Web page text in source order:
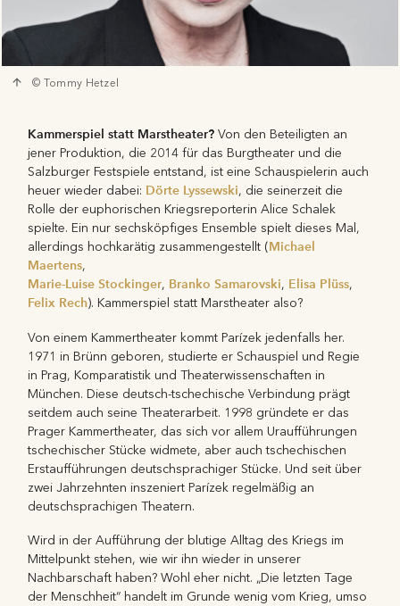
© Tommy Hetzel
Kammerspiel statt Marstheater? Von den Beteiligten an
jener Produktion, die 2014 für das Burgtheater und die
Salzburger Festspiele entstand, ist eine Schauspielerin auch
heuer wieder dabei: Dörte Lyssewski, die seinerzeit die
Rolle der euphorischen Kriegsreporterin Alice Schalek
spielte. Ein nur sechsköpfiges Ensemble spielt dieses Mal,
allerdings hochkarätig zusammengestellt (Michael
Maertens,
Marie-Luise Stockinger, Branko Samarovski, Elisa Plüss,
Felix Rech). Kammerspiel statt Marstheater also?
Von einem Kammertheater kommt Parízek jedenfalls her.
1971 in Brünn geboren, studierte er Schauspiel und Regie
in Prag, Komparatistik und Theaterwissenschaften in
München. Diese deutsch-tschechische Verbindung prägt
seitdem auch seine Theaterarbeit. 1998 gründete er das
Prager Kammertheater, das sich vor allem Uraufführungen
tschechischer Stücke widmete, aber auch tschechischen
Erstaufführungen deutschsprachiger Stücke. Und seit über
zwei Jahrzehnten inszeniert Parízek regelmäßig an
deutschsprachigen Theatern.
Wird in der Aufführung der blutige Alltag des Kriegs im
Mittelpunkt stehen, wie wir ihn wieder in unserer
Nachbarschaft haben? Wohl eher nicht. „Die letzten Tage
der Menschheit“ handelt im Grunde wenig vom Krieg, umso